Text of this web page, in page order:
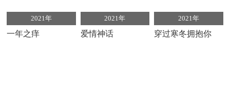
2021年
一年之痒
2021年
爱情神话
2021年
穿过寒冬拥抱你